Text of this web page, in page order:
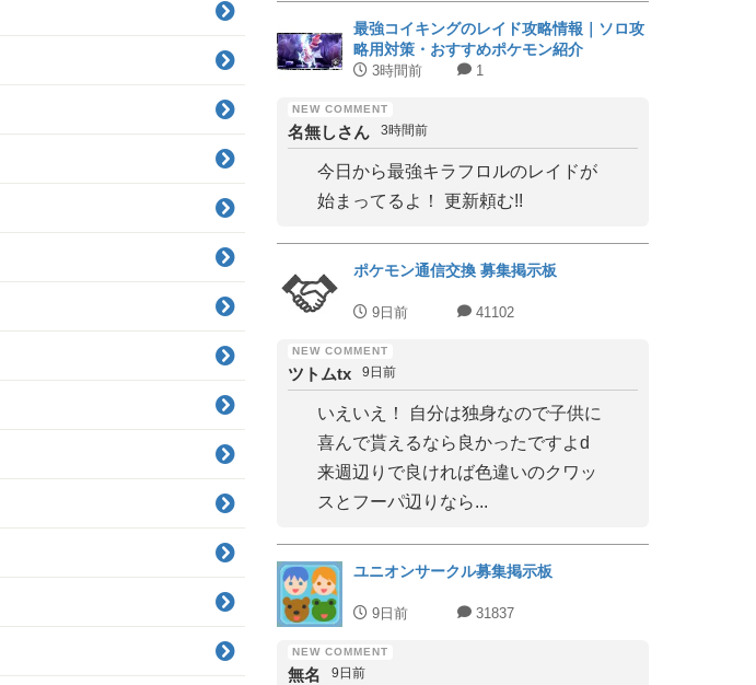
最強コイキングのレイド攻略情報｜ソロ攻
略用対策・おすすめポケモン紹介
3時間前 1
名無しさん 3時間前
今日から最強キラフロルのレイドが
始まってるよ！ 更新頼む!!
ポケモン通信交換 募集掲示板
9日前 41102
ツトムtx 9日前
いえいえ！ 自分は独身なので子供に
喜んで貰えるなら良かったですよd
来週辺りで良ければ色違いのクワッ
スとフーパ辺りなら...
ユニオンサークル募集掲示板
9日前 31837
無名 9日前